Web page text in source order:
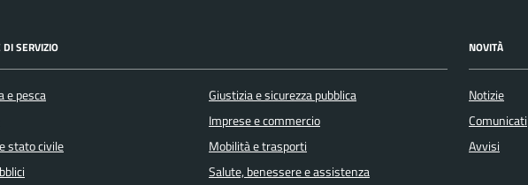
DI SERVIZIO
e pesca
stato civile
Giustizia e sicurezza pubblica
Imprese e commercio
Mobilità e trasporti
Salute, benessere e assistenza
NOVITÀ
Notizie
Comunicati
Avvisi